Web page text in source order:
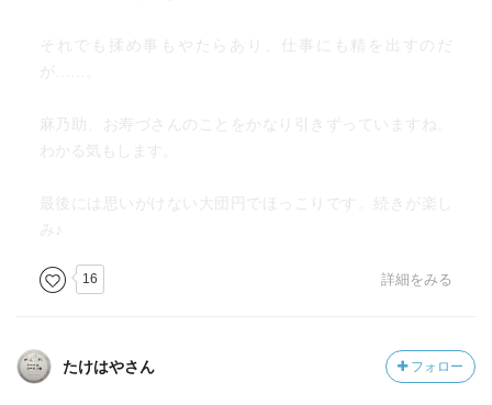
それでも揉め事もやたらあり、仕事にも精を出すのだ
が……。
麻乃助、お寿づさんのことをかなり引きずっていますね。
わかる気もします。
最後には思いがけない大団円でほっこりです。続きが楽し
み♪
16 詳細をみる
たけはやさん フォロー